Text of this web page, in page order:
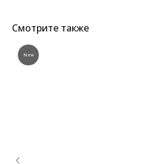
Смотрите также
New